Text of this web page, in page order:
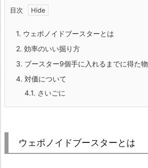
目次
1. ウェポノイドブースターとは
2. 効率のいい掘り方
3. ブースター9個手に入れるまでに得た物
4. 対価について
4.1. さいごに
ウェポノイドブースターとは